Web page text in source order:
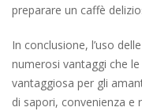
preparare un caffè
In conclusione, l’uso
numerosi vantaggi che
vantaggiosa per gli
di sapori, convenienza e